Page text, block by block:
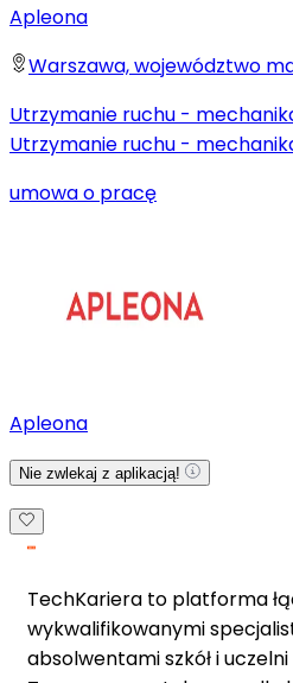
Apleona
Warszawa, województwo
Utrzymanie ruchu -
Utrzymanie ruchu -
umowa o pracę
Apleona
Nie zwlekaj z aplikacją!
TechKariera to platforma
wykwalifikowanymi
absolwentami szkół i